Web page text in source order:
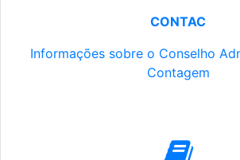
CONTAC
Informações sobre o Conselho
Contagem